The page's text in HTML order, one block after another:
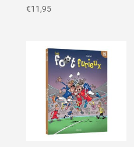
€11,95